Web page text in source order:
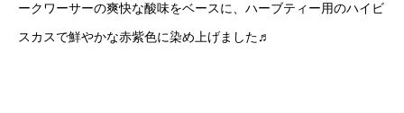
ークワーサーの爽快な酸味をベースに、ハーブティー用のハイビ
スカスで鮮やかな赤紫色に染め上げました♬